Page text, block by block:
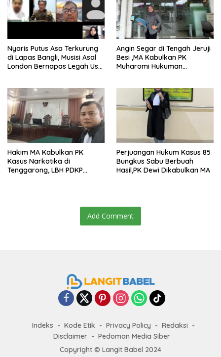
Nyaris Putus Asa Terkurung
di Lapas Bangli, Musisi Asal
London Bernapas Legah Usai
Angin Segar di Tengah Jeruji
Besi ,MA Kabulkan PK
Muharomi Hukuman
Hakim MA Kabulkan PK
Kasus Narkotika di
Tenggarong, LBH PDKP
Perjuangan Hukum Kasus 85
Bungkus Sabu Berbuah
Hasil,PK Dewi Dikabulkan MA
Add Comment
Indeks Kode Etik Privacy Policy
Redaksi
Disclaimer
Pedoman Media Siber
Copyright © Langit Babel 2024